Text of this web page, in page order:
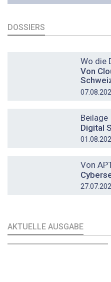
DOSSIERS
Wo die
Von
Digital
Von
AKTUELLE AUSGABE